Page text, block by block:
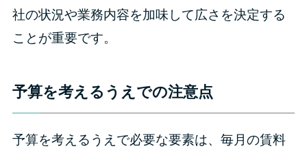
社の状況や業務内容を加味して広さを決定する
ことが重要です。
予算を考えるうえでの注意点
予算を考えるうえで必要な要素は、毎月の賃料